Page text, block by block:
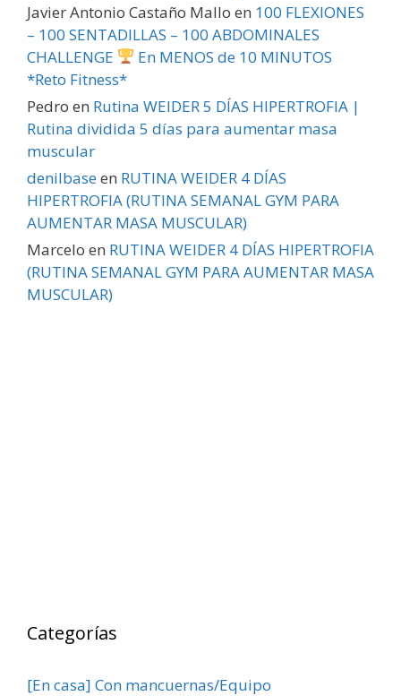
Javier Antonio Castaño Mallo en 100 FLEXIONES
– 100 SENTADILLAS – 100 ABDOMINALES
CHALLENGE
En MENOS de 10 MINUTOS
*Reto Fitness*
Pedro en Rutina WEIDER 5 DÍAS HIPERTROFIA |
Rutina dividida 5 días para aumentar masa
muscular
denilbaseen RUTINA WEIDER 4 DÍAS
HIPERTROFIA (RUTINA SEMANAL GYM PARA
AUMENTAR MASA MUSCULAR)
Marcelo en RUTINA WEIDER 4 DÍAS HIPERTROFIA
(RUTINA SEMANAL GYM PARA AUMENTAR MASA
MUSCULAR)
Categorías
[En casa] Con mancuernas/Equipo